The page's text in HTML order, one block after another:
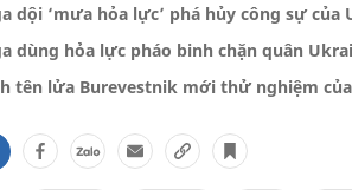
dội ‘mưa hỏa lực’ phá hủy công sự của
dùng hỏa lực pháo binh chặn quân
tên lửa Burevestnik mới thử nghiệm